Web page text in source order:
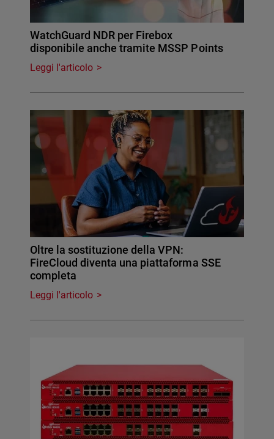
WatchGuard NDR per Firebox
disponibile anche tramite MSSP Points
Leggi l'articolo
Oltre la sostituzione della VPN:
FireCloud diventa una piattaforma SSE
completa
Leggi l'articolo